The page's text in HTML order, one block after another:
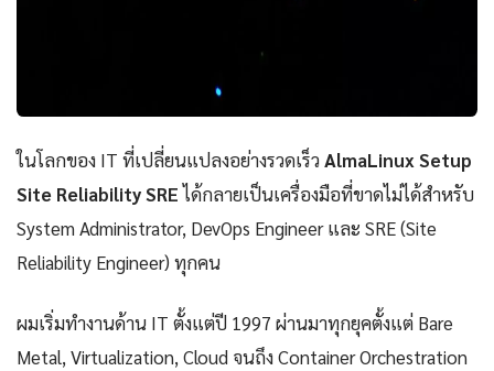
ในโลกของ IT ที่เปลี่ยนแปลงอย่างรวดเร็วAlmaLinux Setup
Site Reliability SREได้กลายเป็นเครื่องมือที่ขาดไม่ได้สำหรับ
System Administrator, DevOps Engineer และ SRE (Site
Reliability Engineer) ทุกคน
ผมเริ่มทำงานด้าน IT ตั้งแต่ปี 1997 ผ่านมาทุกยุคตั้งแต่ Bare
Metal, Virtualization, Cloud จนถึง Container Orchestration